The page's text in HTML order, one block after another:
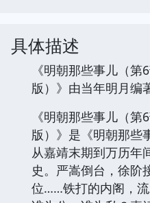
具体描述
《明朝那些事儿（
版）》由当年明月编
《明朝那些事儿（
版）》是《明朝那些
从嘉靖末期到万历年
史。严嵩倒台，徐阶
位……铁打的内阁，流